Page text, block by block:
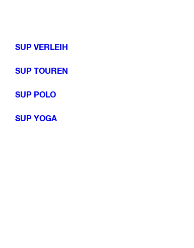
SUP VERLEIH
SUP TOUREN
SUP POLO
SUP YOGA